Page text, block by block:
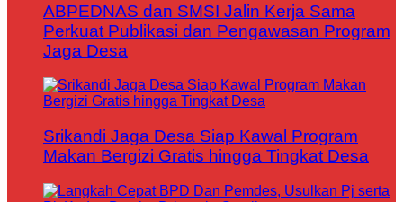
ABPEDNAS dan SMSI Jalin Kerja Sama
Perkuat Publikasi dan Pengawasan Program
Jaga Desa
Srikandi Jaga Desa Siap Kawal Program
Makan Bergizi Gratis hingga Tingkat Desa